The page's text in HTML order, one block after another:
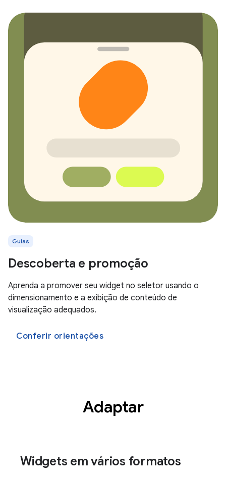
Guias
Descoberta e promoção
Aprenda a promover seu widget no seletor usando o
dimensionamento e a exibição de conteúdo de
visualização adequados.
Conferir orientações
Adaptar
Widgets em vários formatos